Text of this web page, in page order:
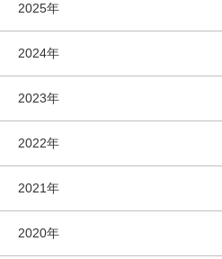
2025年
2024年
2023年
2022年
2021年
2020年